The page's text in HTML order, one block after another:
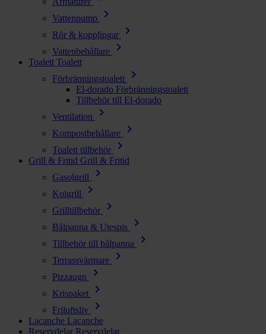
Vattenpump chevron_right
Rör & kopplingar chevron_right
Vattenbehållare chevron_right
Toalett Toalett
Förbränningstoalett
chevron_right
El-dorado Förbränningstoalett
Tillbehör till El-dorado
Ventilation
chevron_right
Kompostbehållare chevron_right
Toalett tillbehör chevron_right
Grill & Fritid Grill & Fritid
Gasolgrill
chevron_right
Kolgrill chevron_right
Grilltillbehör chevron_right
Bålpanna & Utespis chevron_right
Tillbehör till bålpanna chevron_right
Terrassvärmare chevron_right
Pizzaugn chevron_right
Krispaket chevron_right
Friluftsliv chevron_right
Lacanche Lacanche
Reservdelar Reservdelar